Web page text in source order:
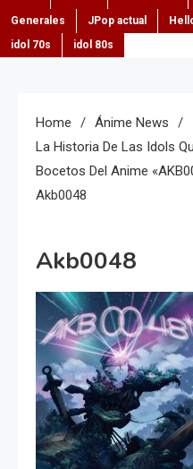
Generales
JPop actual
idol 70s
idol 80s
Home
Ánime News
La Historia De Las Idols
Bocetos Del Anime
Akb0048
Akb0048